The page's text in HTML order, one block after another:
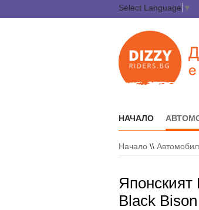
Select Language ▼
НАЧАЛО
Начало \\
Японският
Black Bison